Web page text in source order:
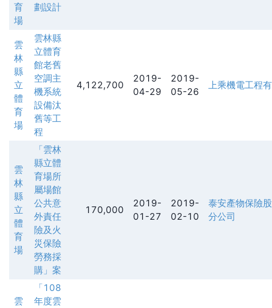
育
場
劃設計
雲
林
縣
立
體
育
場
雲林縣
立體育
館老舊
空調主
機系統
設備汰
舊等工
程
4,122,700
2019-
04-29
2019-
05-26
上乘機電工程
雲
林
縣
立
體
育
場
「雲林
縣立體
育場所
屬場館
公共意
外責任
險及火
災保險
勞務採
購」案
170,000
2019-
01-27
2019-
02-10
泰安產物保險
分公司
雲
「108
年度雲